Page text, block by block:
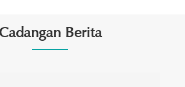
Cadangan Berita